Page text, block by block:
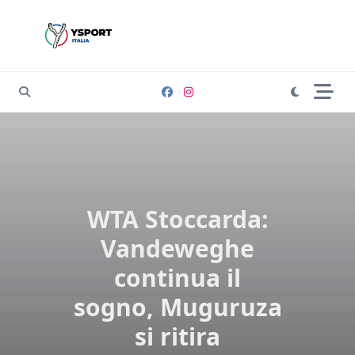
WTA Stoccarda:
Vandeweghe
continua il
sogno, Muguruza
si ritira